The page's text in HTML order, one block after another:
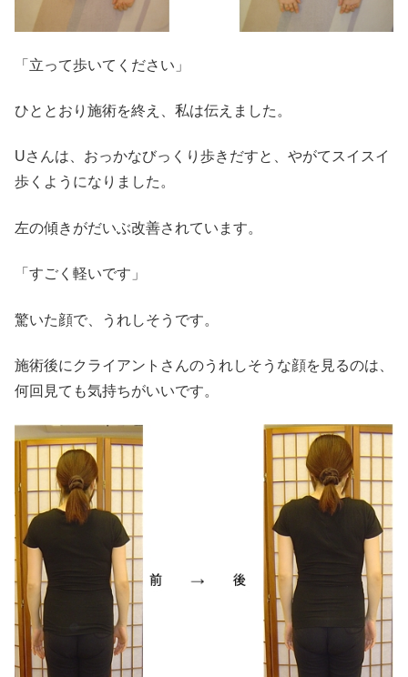
「立って歩いてください」
ひととおり施術を終え、私は伝えました。
Uさんは、おっかなびっくり歩きだすと、やがてスイスイ
歩くようになりました。
左の傾きがだいぶ改善されています。
「すごく軽いです」
驚いた顔で、うれしそうです。
施術後にクライアントさんのうれしそうな顔を見るのは、
何回見ても気持ちがいいです。